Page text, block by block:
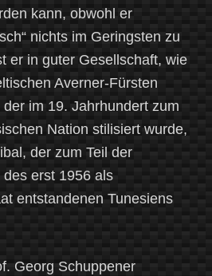
kann, obwohl er
nichts im Geringsten zu
er in guter Gesellschaft, wie
Averner-Fürsten
im 19. Jahrhundert zum
Nation stilisiert wurde,
der zum Teil der
erst 1956 als
entstandenen Tunesiens
Georg Schuppener